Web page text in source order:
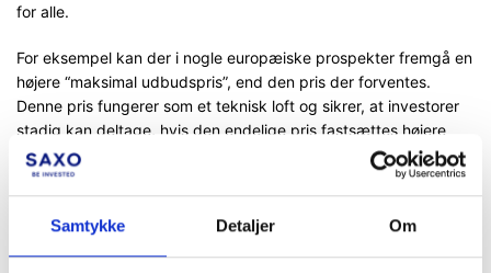
Samtykke Detaljer Om
for alle.
For eksempel kan der i nogle europæiske prospekter fremgå en
højere “maksimal udbudspris”, end den pris der forventes.
Denne pris fungerer som et teknisk loft og sikrer, at investorer
stadig kan deltage, hvis den endelige pris fastsættes højere
end først forventet.
Den pris, du betaler, vil være den endelige udbudspris, som
fastsættes i forbindelse med børsnoteringen.